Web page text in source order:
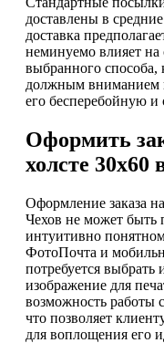
доставлены в
доставка
неминуемо влияет на
выбранного способа,
должным вниманием
его бесперебойную и
Оформить
холсте 30х60
Оформление заказа
Чехов не может быть
интуитивно
ФотоПочта и
потребуется выбрать
изображение для
возможность работы
что позволяет
для воплощения его